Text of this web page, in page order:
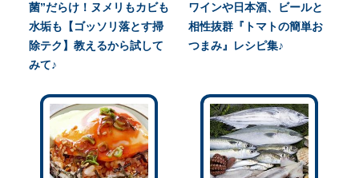
菌”だらけ！ヌメリもカビも
水垢も【ゴッソリ落とす掃
除テク】教えるから試して
みて♪
ワインや日本酒、ビールと
相性抜群『トマトの簡単お
つまみ』レシピ集♪